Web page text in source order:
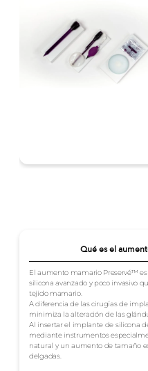
Qué es el
El aumento mamario Preservé™
silicona avanzado y poco invasivo
tejido mamario.
A diferencia de las cirugías de
minimiza la alteración de las
Al insertar el implante de silicona
mediante instrumentos
natural y un aumento de tamaño
delgadas.